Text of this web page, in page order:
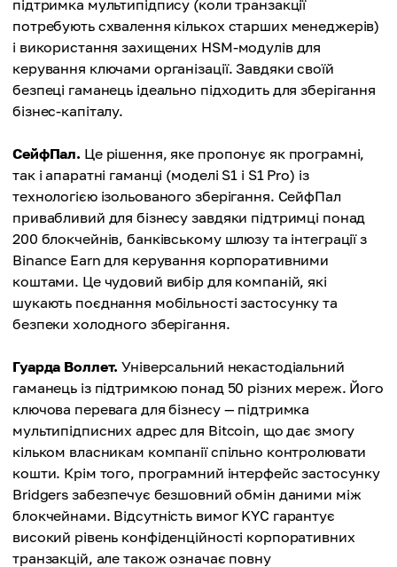
підтримка мультипідпису (коли транзакції
потребують схвалення кількох старших менеджерів)
і використання захищених HSM-модулів для
керування ключами організації. Завдяки своїй
безпеці гаманець ідеально підходить для зберігання
бізнес-капіталу.
СейфПал. Це рішення, яке пропонує як програмні,
так і апаратні гаманці (моделі S1 і S1 Pro) із
технологією ізольованого зберігання. СейфПал
привабливий для бізнесу завдяки підтримці понад
200 блокчейнів, банківському шлюзу та інтеграції з
Binance Earn для керування корпоративними
коштами. Це чудовий вибір для компаній, які
шукають поєднання мобільності застосунку та
безпеки холодного зберігання.
Гуарда Воллет. Універсальний некастодіальний
гаманець із підтримкою понад 50 різних мереж. Його
ключова перевага для бізнесу — підтримка
мультипідписних адрес для Bitcoin, що дає змогу
кільком власникам компанії спільно контролювати
кошти. Крім того, програмний інтерфейс застосунку
Bridgers забезпечує безшовний обмін даними між
блокчейнами. Відсутність вимог KYC гарантує
високий рівень конфіденційності корпоративних
транзакцій, але також означає повну